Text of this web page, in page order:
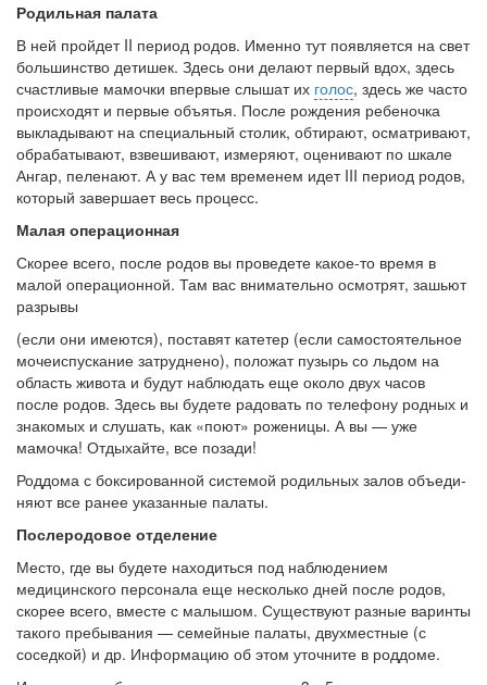
Родильная палата
В ней пройдет II период родов. Именно тут появляется на свет
большинство детишек. Здесь они делают первый вдох, здесь
счаст­ливые мамочки впервые слышат их голос, здесь же часто
проис­ходят и первые объятья. После рождения ребеночка
выкладыва­ют на специальный столик, обтирают, осматривают,
обрабатыва­ют, взвешивают, измеряют, оценивают по шкале
Ангар, пеленают. А у вас тем временем идет III период родов,
который завершает весь процесс.
Малая операционная
Скорее всего, после родов вы проведете какое-то время в
малой операционной. Там вас внимательно осмотрят, зашьют
разрывы
(если они имеются), поставят катетер (если самостоятельное
мо­чеиспускание затруднено), положат пузырь со льдом на
область живота и будут наблюдать еще около двух часов
после родов. Здесь вы будете радовать по телефону родных и
знакомых и слушать, как «поют» роженицы. А вы — уже
мамочка! Отдыхайте, все позади!
Роддома с боксированной системой родильных залов объеди­
няют все ранее указанные палаты.
Послеродовое отделение
Место, где вы будете находиться под наблю­дением
медицинского персонала еще не­сколько дней после родов,
скорее всего, вместе с малышом. Существуют разные варинты
такого пребы­вания — семейные палаты, двухместные (с
соседкой) и др. Инфор­мацию об этом уточните в роддоме.